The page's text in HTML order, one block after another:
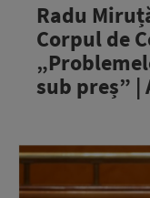
Radu
Corpul de
sub preș” |